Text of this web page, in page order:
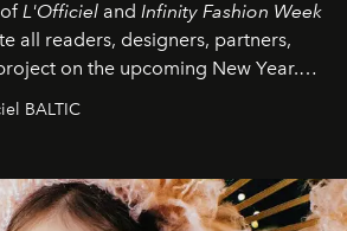
L'Officiel and Infinity Fashion Week
all readers, designers, partners,
on the upcoming New Year.
BALTIC